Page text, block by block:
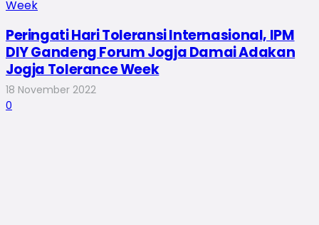
Peringati Hari Toleransi Internasional, IPM
DIY Gandeng Forum Jogja Damai Adakan
Jogja Tolerance Week
18 November 2022
0